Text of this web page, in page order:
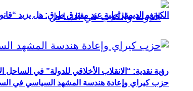
رؤية نقدية: “الانقلاب الأخلاقي للدولة” في الساحل
الكونغو الديمقراطية عند مفترق طرق: هل يزيد
حزب كيراي وإعادة هندسة المشهد السياسي في